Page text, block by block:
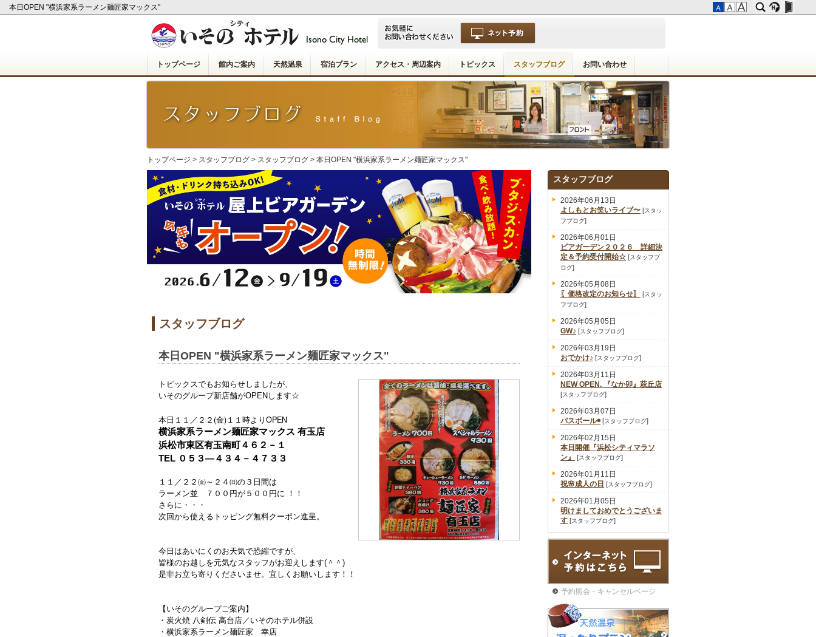
本日OPEN "横浜家系ラーメン麺匠家マックス"
トップページ 館内ご案内 天然温泉 宿泊プラン アクセス・周辺案内 トピックス スタッフブログ お問い合わせ
トップページ > スタッフブログ > スタッフブログ > 本日OPEN "横浜家系ラーメン麺匠家マックス"
スタッフブログ
本日OPEN "横浜家系ラーメン麺匠家マックス"
トピックスでもお知らせしましたが、
いそのグループ新店舗がOPENします☆
本日１１／２２(金)１１時よりOPEN
横浜家系ラーメン麺匠家マックス 有玉店
浜松市東区有玉南町４６２－１
TEL ０５３―４３４－４７３３
１１／２２㈮～２４㈰の３日間は
ラーメン並 ７００円が５００円に ！！
さらに・・・
次回から使えるトッピング無料クーポン進呈。
今日はあいにくのお天気で恐縮ですが、
皆様のお越しを元気なスタッフがお迎えします(＾＾)
是非お立ち寄りくださいませ。宜しくお願いします！！
【いそのグループご案内】
・炭火焼 八剣伝 高台店／いそのホテル併設
・横浜家系ラーメン麺匠家 幸店
スタッフブログ
2026年06月13日
よしもとお笑いライブ〜 [スタッ
フブログ]
2026年06月01日
ビアガーデン２０２６ 詳細決
定＆予約受付開始☆ [スタッフブ
ログ]
2026年05月08日
〖価格改定のお知らせ〗
[スタッ
フブログ]
2026年05月05日
GW♪ [スタッフブログ]
2026年03月19日
おでかけ♪ [スタッフブログ]
2026年03月11日
NEW OPEN. 『なか卯』萩丘店
[スタッフブログ]
2026年03月07日
バスボール◉ [スタッフブログ]
2026年02月15日
本日開催『浜松シティマラソ
ン』
[スタッフブログ]
2026年01月11日
祝🌸成人の日 [スタッフブログ]
2026年01月05日
明けましておめでとうございま
す [スタッフブログ]
予約照会・キャンセルページ